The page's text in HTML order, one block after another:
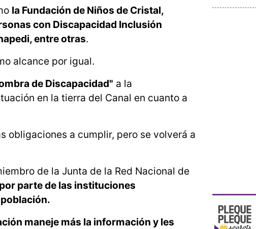
la Fundación de Niños de Cristal,
con Discapacidad Inclusión
entre otras.
alcance por igual.
de Discapacidad" a la
en la tierra del Canal en cuanto a
obligaciones a cumplir, pero se volverá a
de la Junta de la Red Nacional de
parte de las instituciones
maneje más la información y les